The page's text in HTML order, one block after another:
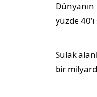
yüzde
Sulak
bir